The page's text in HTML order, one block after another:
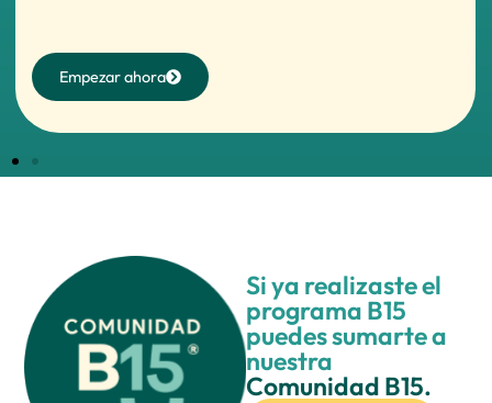
Empezar ahora
Si ya realizaste el
programa B15
puedes sumarte a
nuestra
Comunidad B15.